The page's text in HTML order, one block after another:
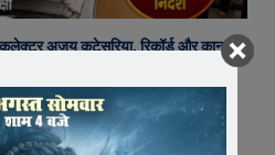
कलेक्टर अजय कटेसरिया, रिकॉर्ड और कानून-